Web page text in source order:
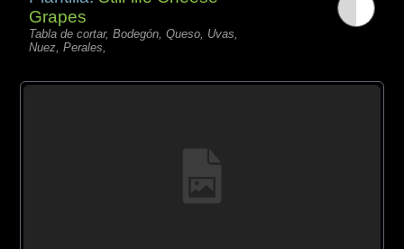
Grapes
Tabla de cortar, Bodegón, Queso, Uvas,
Nuez, Perales,